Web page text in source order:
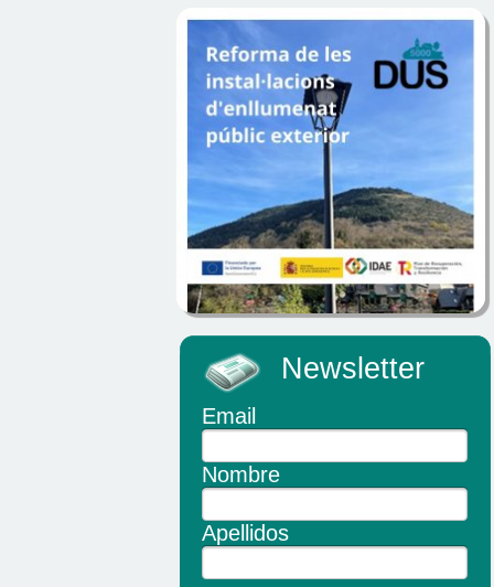
Newsletter
Email
Nombre
Apellidos